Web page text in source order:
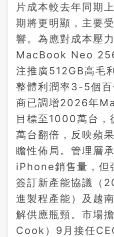
片成本較去年同期
期將更明顯，主要
響。為應對成本壓
MacBook Neo
注推廣512GB高毛
整體利潤率3-5個
商已調增2026年
目標至1000萬台
萬台翻倍，反映蘋
瞻性佈局。管理層
iPhone銷售量，但
簽訂新產能協議（
進製程產能）及越
解供應瓶頸。市場
Cook）9月接任